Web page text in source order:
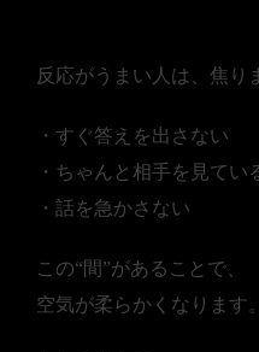
反応がうまい人は、焦り
・すぐ答えを出さない
・ちゃんと相手を見てい
・話を急かさない
この“間”があることで、
空気が柔らかくなります。